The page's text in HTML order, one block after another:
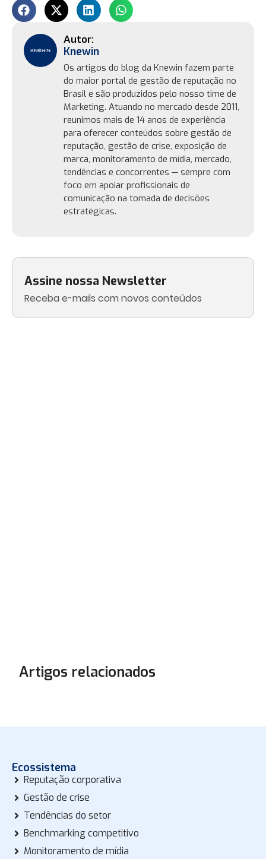
Assine nossa Newsletter
Receba e-mails com novos conteúdos
Knewin
Os artigos do blog da Knewin fazem parte
do maior portal de gestão de reputação no
Brasil e são produzidos pelo nosso time de
Marketing. Atuando no mercado desde 2011,
reunimos mais de 14 anos de experiência
para oferecer conteúdos sobre gestão de
reputação, gestão de crise, exposição de
marca, monitoramento de mídia, mercado,
tendências e concorrentes — sempre com
foco em apoiar profissionais de
comunicação na tomada de decisões
estratégicas.
Artigos relacionados
Ecossistema
Reputação corporativa
Gestão de crise
Tendências do setor
Benchmarking competitivo
Monitoramento de mídia